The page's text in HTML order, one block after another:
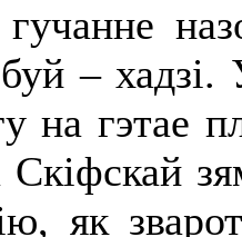
–
на гэтае
як